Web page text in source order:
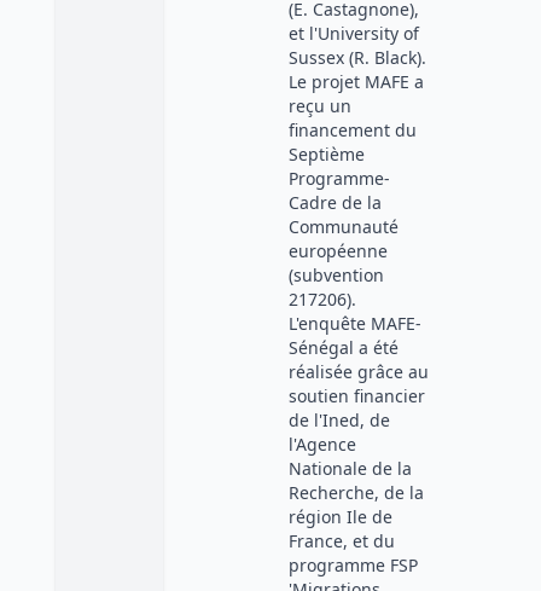
(E. Castagnone),
et l'University of
Sussex (R. Black).
Le projet MAFE a
reçu un
financement du
Septième
Programme-
Cadre de la
Communauté
européenne
(subvention
217206).
L'enquête MAFE-
Sénégal a été
réalisée grâce au
soutien financier
de l'Ined, de
l'Agence
Nationale de la
Recherche, de la
région Ile de
France, et du
programme FSP